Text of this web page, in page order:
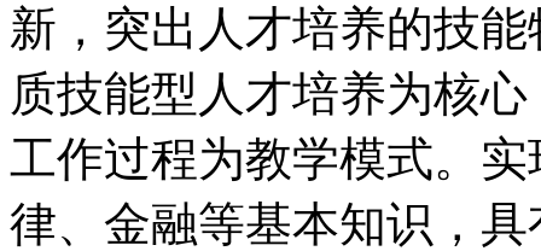
新，突出人才培养的技
质技能型人才培养为核
工作过程为教学模式。
律、金融等基本知识，